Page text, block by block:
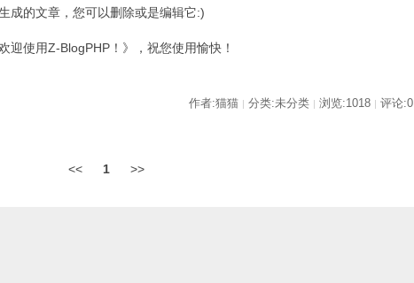
成的文章，您可以删除或是编辑它:)
迎使用Z-BlogPHP！》，祝您使用愉快！
作者:猫猫 | 分类:未分类 | 浏览:1018 | 评论:0
<< 1 >>